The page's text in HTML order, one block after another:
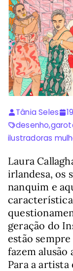
Tânia Seles
desenho,
ilustradoras
Laura
irlandesa, os
nanquim e
geração do
estão
fazem alusão
Para a artista